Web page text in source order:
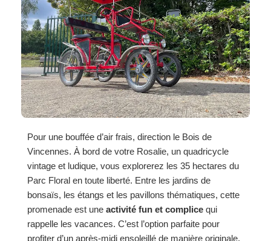
Pour une bouffée d’air frais, direction le Bois de
Vincennes. À bord de votre Rosalie, un quadricycle
vintage et ludique, vous explorerez les 35 hectares du
Parc Floral en toute liberté. Entre les jardins de
bonsaïs, les étangs et les pavillons thématiques, cette
promenade est une activité fun et complice qui
rappelle les vacances. C’est l’option parfaite pour
profiter d’un après-midi ensoleillé de manière originale.